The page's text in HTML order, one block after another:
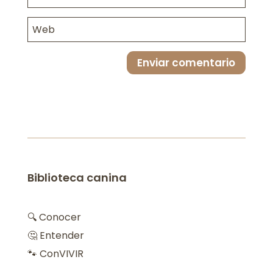
Enviar comentario
Biblioteca canina
🔍 Conocer
🤔 Entender
🐾 ConVIVIR